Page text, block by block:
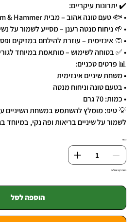
✔️ יתרונות עיקריים:
• 🐟 טעם טונה אהוב – מבית Arm & Hammer
• 🌱 ניחוח מנטה רענן – מסייע לשמור על
• 🧼 אינזימית – עוזרת להילחם במזיקים
• ✅ בטוחה לשימוש – מותאמת במיוחד
📊 פרטים טכניים:
• משחת שיניים אינזימית
• בטעם טונה וניחוח מנטה
• כמות: 70 גרם
💡 טיפ: מומלץ להשתמש במשחת השיניים על
לשמור על שיניים בריאות ופה נקי, במיוחד
כמות
נותרו רק 5 במלאי
הוספה לסל